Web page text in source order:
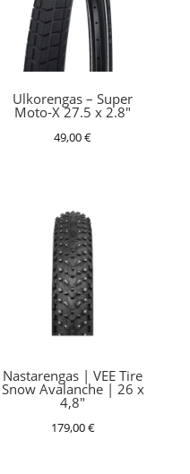
Ulkorengas – Super
Moto-X 27.5 x 2.8″
49,00€
Nastarengas | VEE Tire
Snow Avalanche | 26 x
4,8″
179,00€